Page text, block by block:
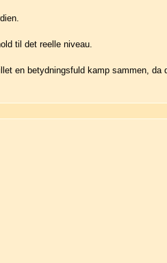
til det reelle niveau.
en betydningsfuld kamp sammen,